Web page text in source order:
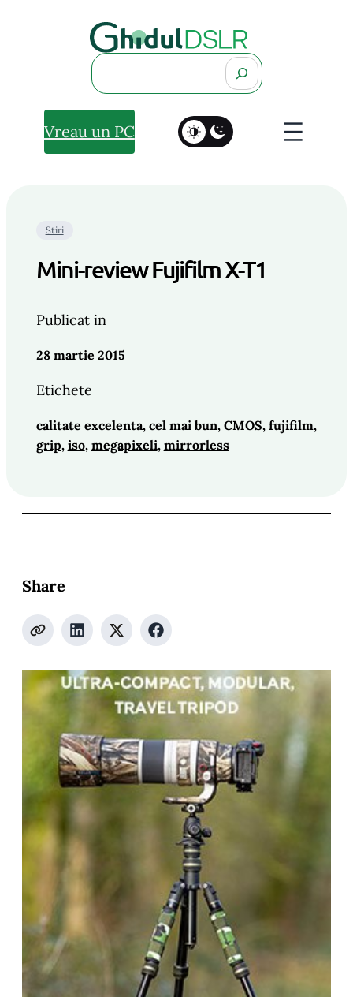
Search
Vreau un PC
Stiri
Mini-review Fujifilm X-T1
Publicat in
28 martie 2015
Etichete
calitate excelenta, cel mai bun, CMOS, fujifilm ,
grip, iso, megapixeli, mirrorless
Share